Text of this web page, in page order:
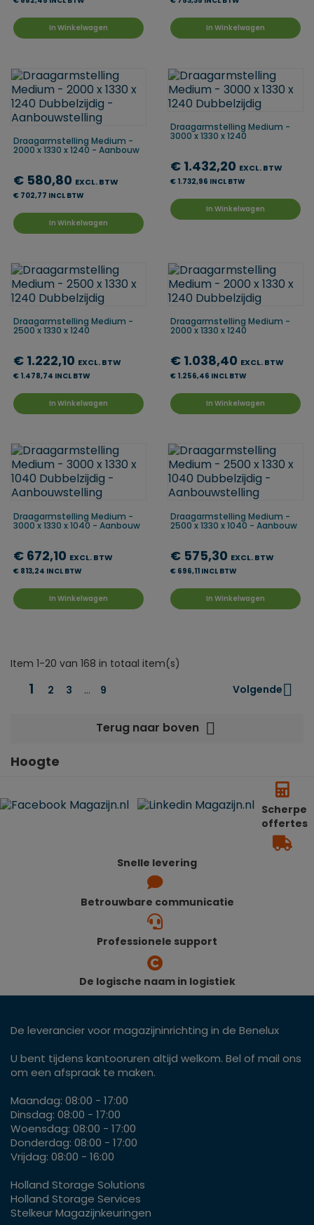
In Winkelwagen In Winkelwagen
Draagarmstelling Medium -
2000 x 1330 x 1240 - Aanbouw
€ 580,80 EXCL. BTW
€ 702,77 INCL BTW
In Winkelwagen
Draagarmstelling Medium -
3000 x 1330 x 1240
€ 1.432,20 EXCL. BTW
€ 1.732,96 INCL BTW
In Winkelwagen
Draagarmstelling Medium -
2500 x 1330 x 1240
€ 1.222,10 EXCL. BTW
€ 1.478,74 INCL BTW
In Winkelwagen
Draagarmstelling Medium -
2000 x 1330 x 1240
€ 1.038,40 EXCL. BTW
€ 1.256,46 INCL BTW
In Winkelwagen
Draagarmstelling Medium -
3000 x 1330 x 1040 - Aanbouw
€ 672,10 EXCL. BTW
€ 813,24 INCL BTW
In Winkelwagen
Draagarmstelling Medium -
2500 x 1330 x 1040 - Aanbouw
€ 575,30 EXCL. BTW
€ 696,11 INCL BTW
In Winkelwagen
Item 1-20 van 168 in totaal item(s)
1 2 3 … 9 Volgende
Terug naar boven 
Hoogte
Scherpe
offertes
Snelle levering
Betrouwbare communicatie
Professionele support
De logische naam in logistiek
De leverancier voor magazijninrichting in de Benelux
U bent tijdens kantooruren altijd welkom. Bel of mail ons
om een afspraak te maken.
Maandag: 08:00 - 17:00
Dinsdag: 08:00 - 17:00
Woensdag: 08:00 - 17:00
Donderdag: 08:00 - 17:00
Vrijdag: 08:00 - 16:00
Holland Storage Solutions
Holland Storage Services
Stelkeur Magazijnkeuringen